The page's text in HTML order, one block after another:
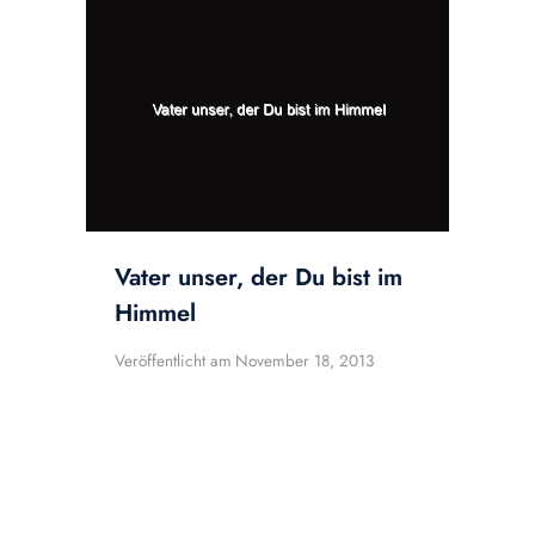
Vater unser, der Du bist im
Himmel
Veröffentlicht am November 18, 2013